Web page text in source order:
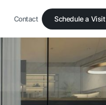
Contact Schedule a Visit